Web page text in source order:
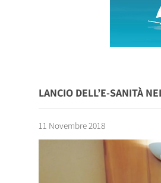
LANCIO DELL’E-SANITÀ
11 Novembre 2018